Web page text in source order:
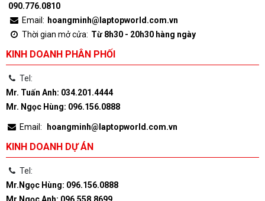
090.776.0810
Email: hoangminh@laptopworld.com.vn
Thời gian mở cửa: Từ 8h30 - 20h30 hàng ngày
KINH DOANH PHÂN PHỐI
Tel:
Mr. Tuấn Anh: 034.201.4444
Mr. Ngọc Hùng: 096.156.0888
Email: hoangminh@laptopworld.com.vn
KINH DOANH DỰ ÁN
Tel:
Mr.Ngọc Hùng: 096.156.0888